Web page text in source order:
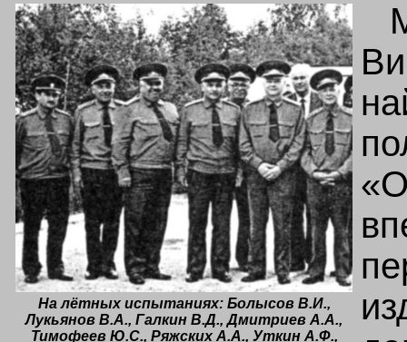
На лётных испытаниях: Болысов В.И.,
Лукьянов В.А., Галкин В.Д., Дмитриев А.А.,
Тимофеев Ю.С., Ряжских А.А., Уткин А.Ф.,